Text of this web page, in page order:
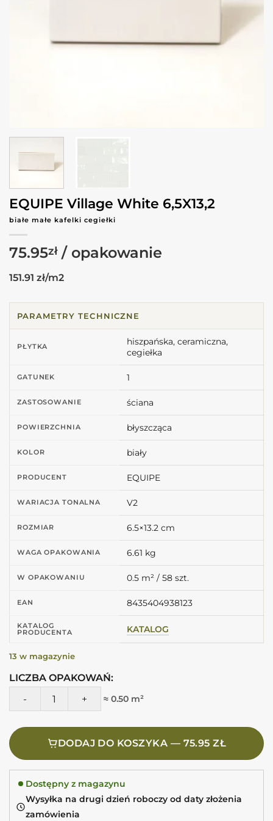
EQUIPE Village White 6,5X13,2
białe małe kafelki cegiełki
75.95zł
151.91 zł/m2
PARAMETRY TECHNICZNE
PŁYTKA
hiszpańska, ceramiczna,
cegiełka
GATUNEK 1
ZASTOSOWANIE ściana
POWIERZCHNIA błyszcząca
KOLOR biały
PRODUCENT EQUIPE
WARIACJA TONALNA V2
ROZMIAR 6.5×13.2 cm
WAGA OPAKOWANIA 6.61 kg
W OPAKOWANIU 0.5 m² / 58 szt.
EAN 8435404938123
KATALOG
PRODUCENTA KATALOG
13 w magazynie
LICZBA OPAKOWAŃ:
ilość EQUIPE Village White 6,5X13,2 Białe małe kafelki
≈ 0.50 m²
DODAJ DO KOSZYKA — 75.95 ZŁ
Dostępny z magazynu
Wysyłka na drugi dzień roboczy od daty złożenia
zamówienia